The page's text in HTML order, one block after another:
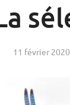
11 février 2020